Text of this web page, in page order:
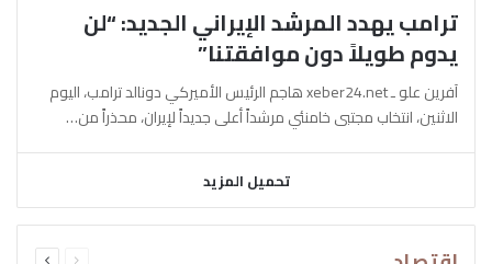
ترامب يهدد المرشد الإيراني الجديد: “لن
يدوم طويلاً دون موافقتنا”
آفرين علو ـ xeber24.net هاجم الرئيس الأميركي دونالد ترامب، اليوم
الاثنين، انتخاب مجتبى خامنئي مرشداً أعلى جديداً لإيران، محذراً من…
تحميل المزيد